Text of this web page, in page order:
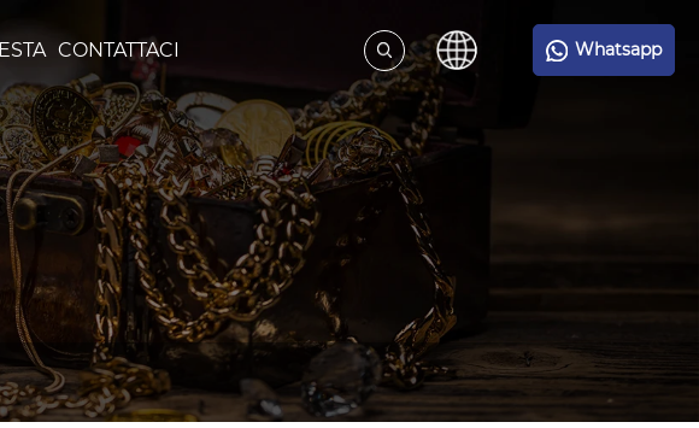
CONTATTACI Whatsapp